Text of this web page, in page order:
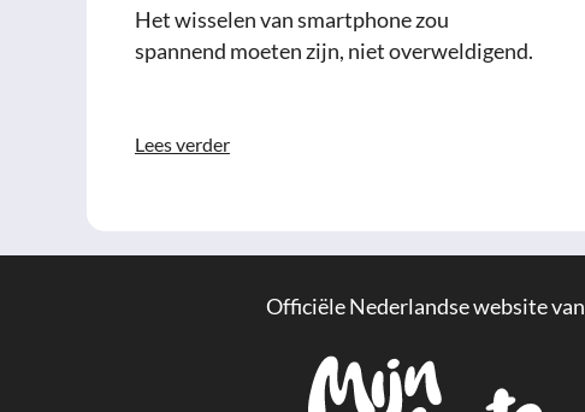
Het wisselen van smartphone zou
spannend moeten zijn, niet overweldigend.
Lees verder
Officiële Nederlandse website van